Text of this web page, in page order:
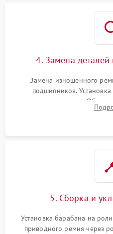
4. Замена деталей
Замена изношенного
подшипников.
термодатчиков.
конденсатора, крыльчатки
5. Сборка и
Установка барабана на
приводного ремня через